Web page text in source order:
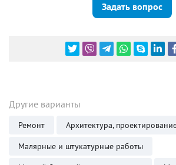
Задать вопрос
Другие варианты
Ремонт
Архитектура,
Малярные и штукатурные работы